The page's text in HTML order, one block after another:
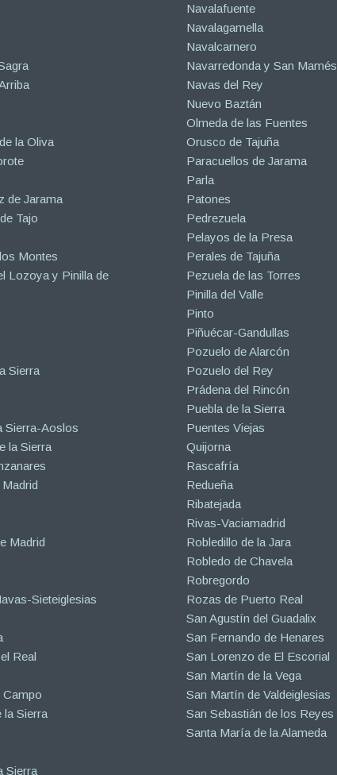
la Oliva
de Jarama
Tajo
Montes
Lozoya y Pinilla de
Sierra
Sierra-Aoslos
la Sierra
Madrid
Sieteiglesias
Real
Campo
la Sierra
Sierra
Navalafuente
Navalagamella
Navalcarnero
Navarredonda y San Mamés
Navas del Rey
Nuevo Baztán
Olmeda de las Fuentes
Orusco de Tajuña
Paracuellos de Jarama
Parla
Patones
Pedrezuela
Pelayos de la Presa
Perales de Tajuña
Pezuela de las Torres
Pinilla del Valle
Pinto
Piñuécar-Gandullas
Pozuelo de Alarcón
Pozuelo del Rey
Prádena del Rincón
Puebla de la Sierra
Puentes Viejas
Quijorna
Rascafría
Redueña
Ribatejada
Rivas-Vaciamadrid
Robledillo de la Jara
Robledo de Chavela
Robregordo
Rozas de Puerto Real
San Agustín del Guadalix
San Fernando de Henares
San Lorenzo de El Escorial
San Martín de la Vega
San Martín de Valdeiglesias
San Sebastián de los Reyes
Santa María de la Alameda